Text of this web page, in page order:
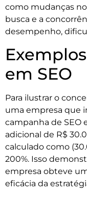
como mudanças
busca e a
desempenho,
em SEO
Para ilustrar o
uma empresa que
campanha de SEO
adicional de R$
calculado como
200%. Isso
empresa obteve
eficácia da